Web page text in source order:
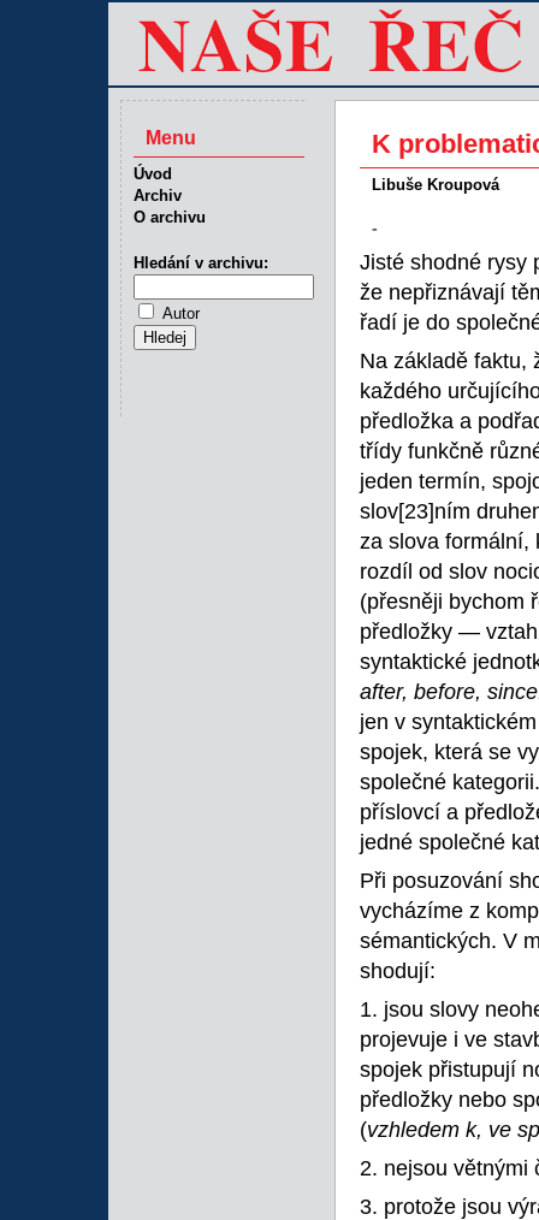
K
Libuše Kroupová
-
Jisté shodné rysy
že nepřiznávají
řadí je do
Na základě faktu,
každého
předložka a
třídy funkčně
jeden termín,
slov[23]ním
za slova formální,
rozdíl od slov
(přesněji bychom
předložky —
syntaktické
after, before,
jen v
spojek, která se
společné
příslovcí a
jedné společné
Při posuzování
vycházíme z
sémantických. V
shodují:
1. jsou slovy
projevuje i ve
spojek přistupují
předložky nebo
(vzhledem k, ve
2. nejsou větnými
3. protože jsou
Menu
Úvod
Archiv
O archivu
Hledání v archivu:
Autor